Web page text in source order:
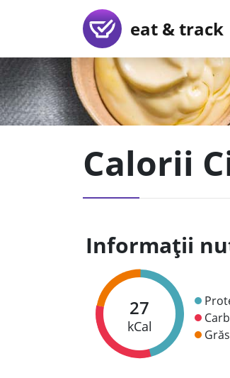
eat & track
Calorii
Informații
27
kCal